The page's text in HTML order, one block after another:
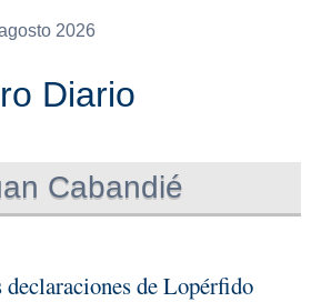
2026
Diario
Cabandié
de Lopérfido